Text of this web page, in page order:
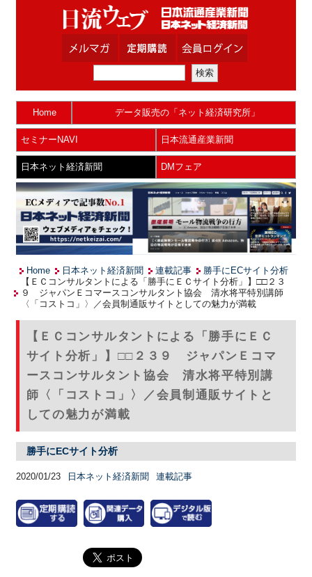
Home データ販売の「ネット経済研究所」
セミナーNAVI 日本流通産業新聞
日本ネット経済新聞 DMフェア
Home 日本ネット経済新聞 連載記事
勝手にECサイト分析
【ＥＣコンサルタントによる「勝手にＥＣサイト分析」】□□２３
９ ジャパンＥコマースコンサルタント協会 清水将平特別講師
〈「コストコ」〉／会員制通販サイトとしての魅力が満載
【ＥＣコンサルタントによる「勝手にＥＣ
サイト分析」】□□２３９ ジャパンＥコマ
ースコンサルタント協会 清水将平特別講
師〈「コストコ」〉／会員制通販サイトと
しての魅力が満載
勝手にECサイト分析
2020/01/23 日本ネット経済新聞 連載記事